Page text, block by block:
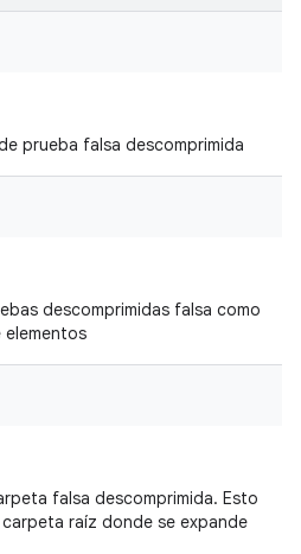
prueba falsa descomprimida
descomprimidas falsa como
elementos
falsa descomprimida. Esto
raíz donde se expande